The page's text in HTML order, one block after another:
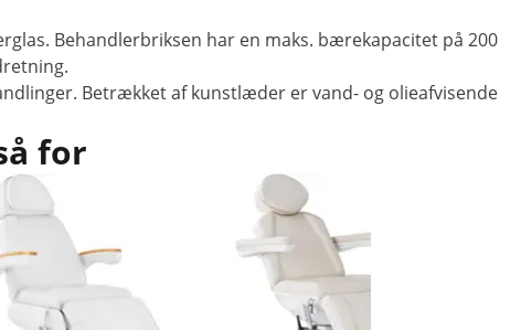
Behandlerbriksen har en maks. bærekapacitet på 200
Betrækket af kunstlæder er vand- og olieafvisende
for